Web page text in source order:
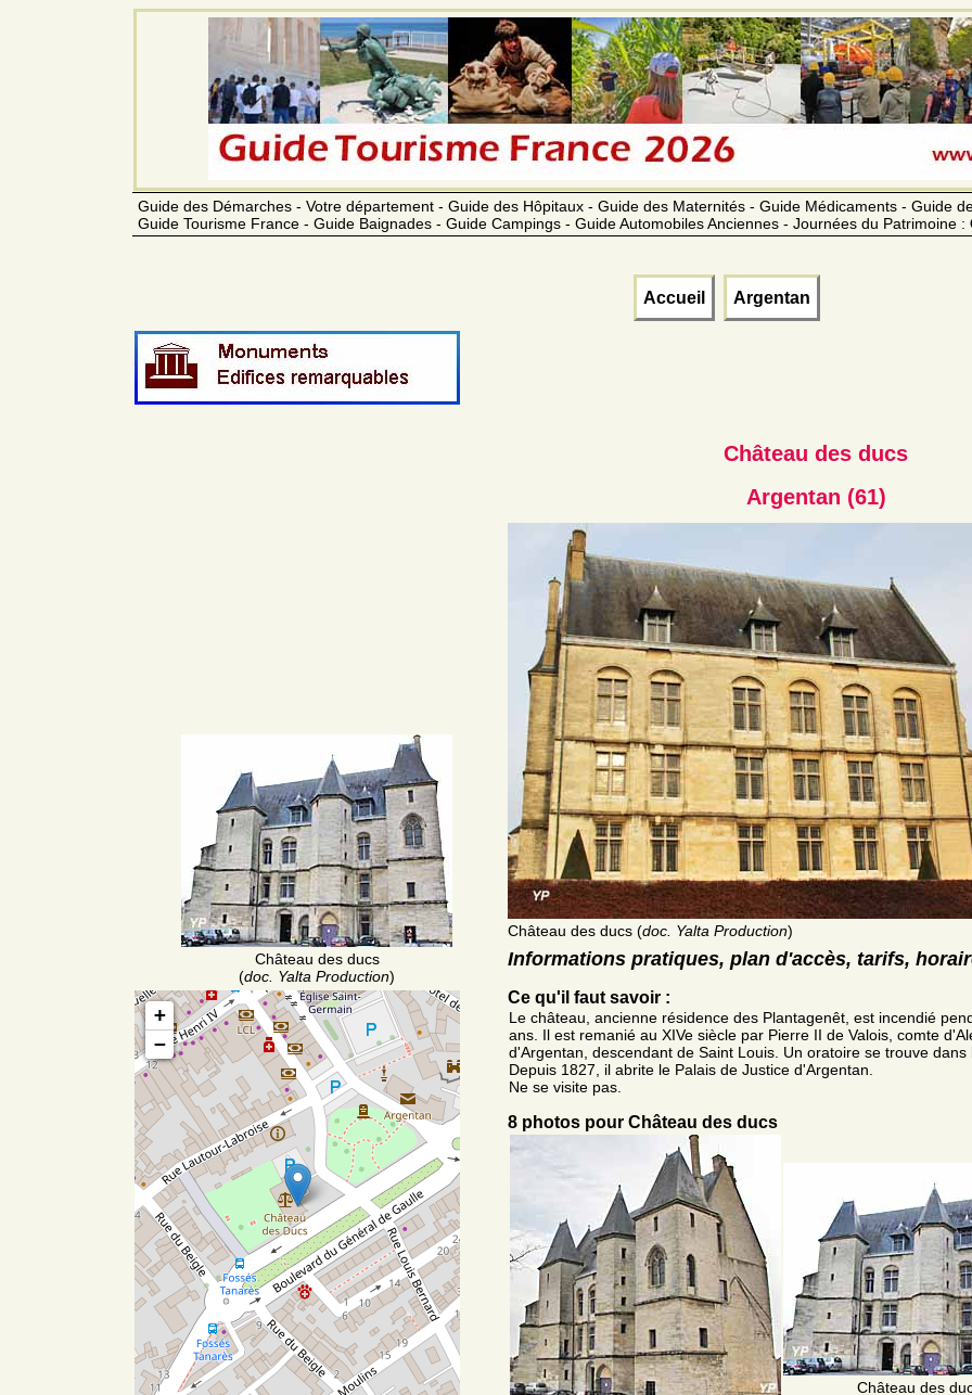
Guide des Démarches - Votre département - Guide des Hôpitaux - Guide des Maternités - Guide Médicaments - Guide
Guide Tourisme France - Guide Baignades - Guide Campings - Guide Automobiles Anciennes - Journées du Patrimoine :
Accueil Argentan
Château des ducs
(doc. Yalta Production)
+
−
Château des ducs
Argentan (61)
Château des ducs (doc. Yalta Production)
Informations pratiques, plan d'accès, tarifs,
Ce qu'il faut savoir :
Le château, ancienne résidence des Plantagenêt, est incendié
ans. Il est remanié au XIVe siècle par Pierre II de Valois, comte
d'Argentan, descendant de Saint Louis. Un oratoire se trouve dans
Depuis 1827, il abrite le Palais de Justice d'Argentan.
Ne se visite pas.
8 photos pour Château des ducs
Château des